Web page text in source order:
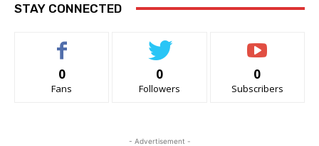
STAY CONNECTED
0
Fans
0
Followers
0
Subscribers
- Advertisement -